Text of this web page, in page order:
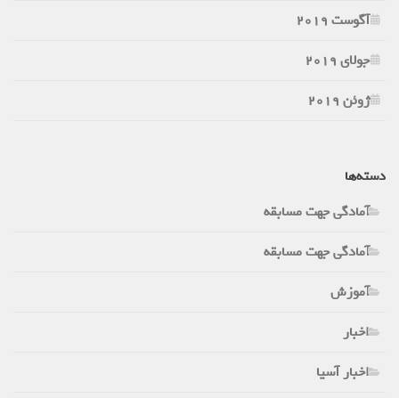
آگوست 2019
جولای 2019
ژوئن 2019
دسته‌ها
آمادگی جهت مسابقه
آمادگی جهت مسابقه
آموزش
اخبار
اخبار آسیا